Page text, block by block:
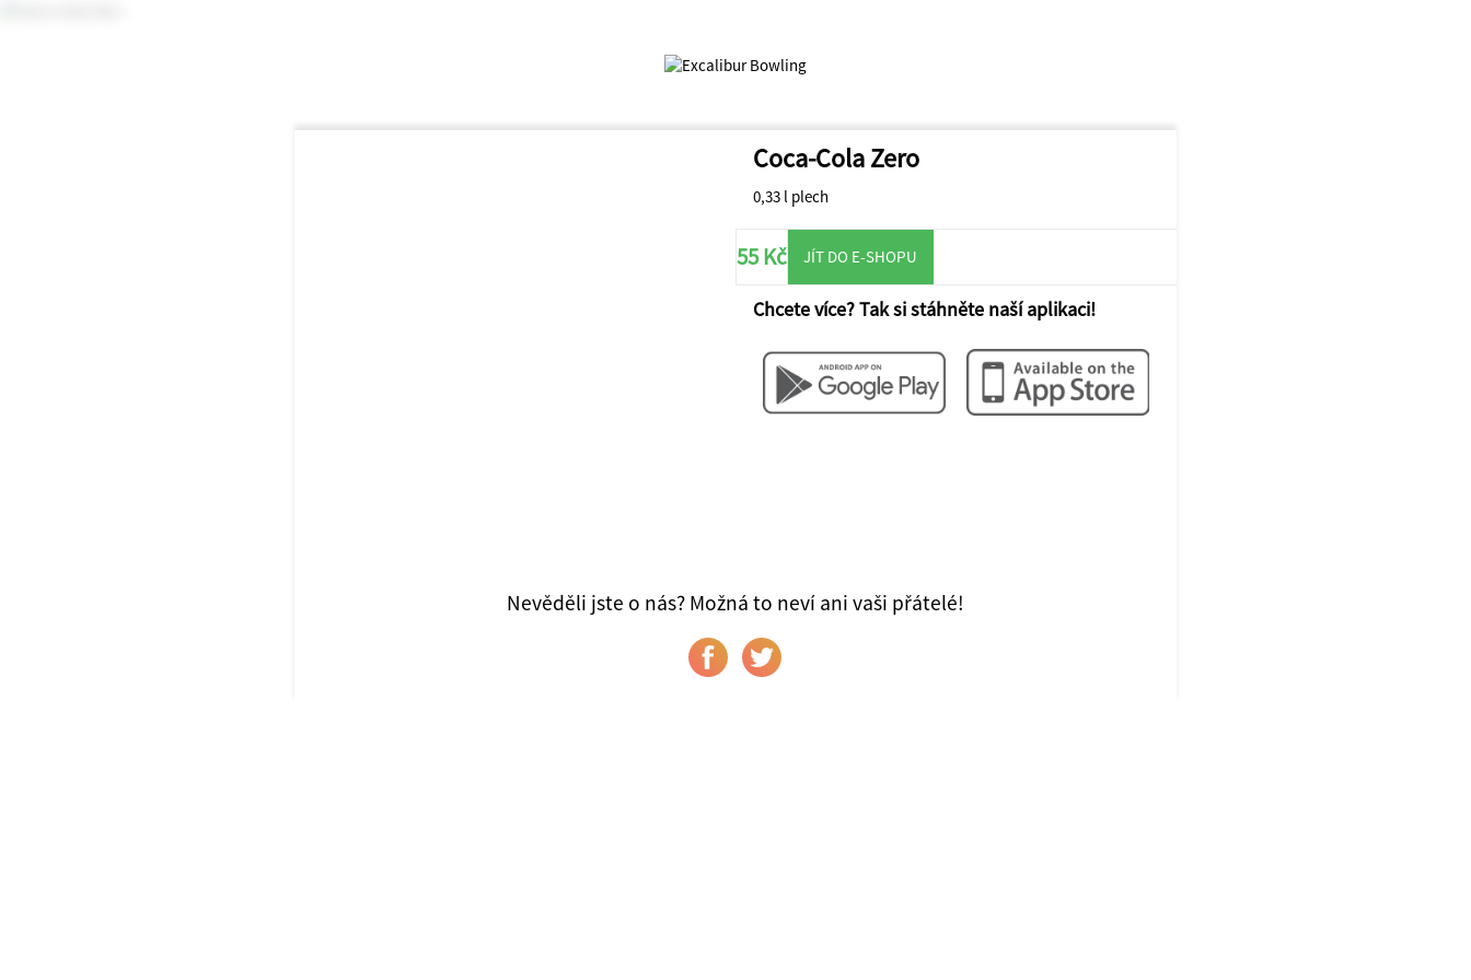
Coca-Cola Zero
0,33 l plech
55 Kč JÍT DO E-SHOPU
Chcete více? Tak si stáhněte naší aplikaci!
Nevěděli jste o nás? Možná to neví ani vaši přátelé!